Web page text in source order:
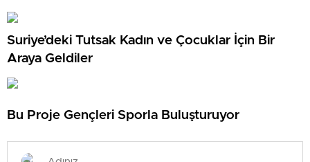
Suriye’deki Tutsak Kadın ve Çocuklar İçin Bir
Araya Geldiler
Bu Proje Gençleri Sporla Buluşturuyor